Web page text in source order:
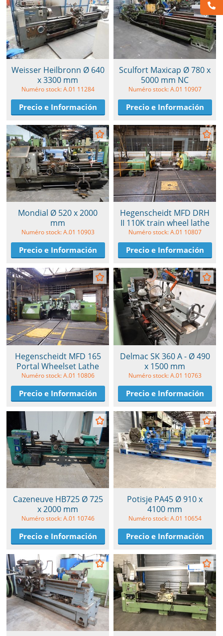
Weisser Heilbronn Ø 640
x 3300 mm
Numéro stock: A.01 11284
Precio e Información
Sculfort Maxicap Ø 780 x
5000 mm NC
Numéro stock: A.01 10907
Precio e Información
Mondial Ø 520 x 2000
mm
Numéro stock: A.01 10903
Precio e Información
Hegenscheidt MFD DRH
II 110K train wheel lathe
Numéro stock: A.01 10807
Precio e Información
Hegenscheidt MFD 165
Portal Wheelset Lathe
Numéro stock: A.01 10806
Precio e Información
Delmac SK 360 A - Ø 490
x 1500 mm
Numéro stock: A.01 10763
Precio e Información
Cazeneuve HB725 Ø 725
x 2000 mm
Numéro stock: A.01 10746
Precio e Información
Potisje PA45 Ø 910 x
4100 mm
Numéro stock: A.01 10654
Precio e Información